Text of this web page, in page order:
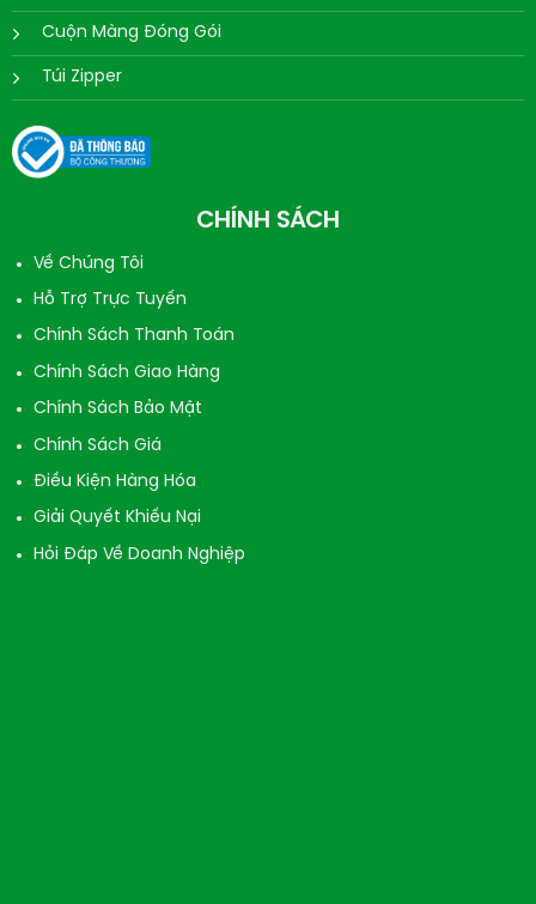
Cuộn Màng Đóng Gói
Túi Zipper
CHÍNH SÁCH
Về Chúng Tôi
Hỗ Trợ Trực Tuyến
Chính Sách Thanh Toán
Chính Sách Giao Hàng
Chính Sách Bảo Mật
Chính Sách Giá
Điều Kiện Hàng Hóa
Giải Quyết Khiếu Nại
Hỏi Đáp Về Doanh Nghiệp